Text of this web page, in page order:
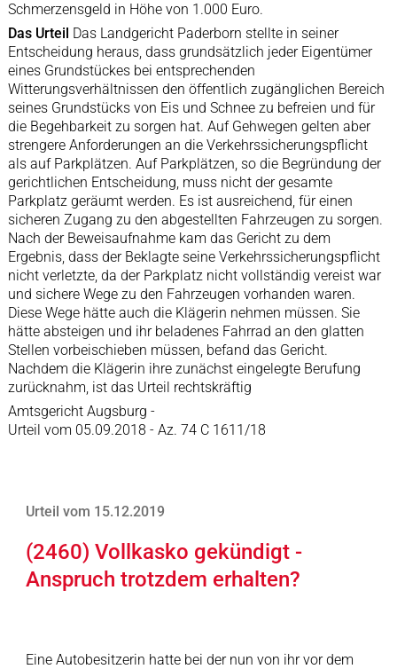
Schmerzensgeld in Höhe von 1.000 Euro.
Das Urteil Das Landgericht Paderborn stellte in seiner
Entscheidung heraus, dass grundsätzlich jeder Eigentümer
eines Grundstückes bei entsprechenden
Witterungsverhältnissen den öffentlich zugänglichen Bereich
seines Grundstücks von Eis und Schnee zu befreien und für
die Begehbarkeit zu sorgen hat. Auf Gehwegen gelten aber
strengere Anforderungen an die Verkehrssicherungspflicht
als auf Parkplätzen. Auf Parkplätzen, so die Begründung der
gerichtlichen Entscheidung, muss nicht der gesamte
Parkplatz geräumt werden. Es ist ausreichend, für einen
sicheren Zugang zu den abgestellten Fahrzeugen zu sorgen.
Nach der Beweisaufnahme kam das Gericht zu dem
Ergebnis, dass der Beklagte seine Verkehrssicherungspflicht
nicht verletzte, da der Parkplatz nicht vollständig vereist war
und sichere Wege zu den Fahrzeugen vorhanden waren.
Diese Wege hätte auch die Klägerin nehmen müssen. Sie
hätte absteigen und ihr beladenes Fahrrad an den glatten
Stellen vorbeischieben müssen, befand das Gericht.
Nachdem die Klägerin ihre zunächst eingelegte Berufung
zurücknahm, ist das Urteil rechtskräftig
Amtsgericht Augsburg -
Urteil vom 05.09.2018 - Az. 74 C 1611/18
Urteil vom 15.12.2019
(2460) Vollkasko gekündigt -
Anspruch trotzdem erhalten?
Eine Autobesitzerin hatte bei der nun von ihr vor dem